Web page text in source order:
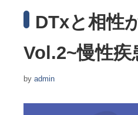
DTxと相性
Vol.2~慢性疾
by admin